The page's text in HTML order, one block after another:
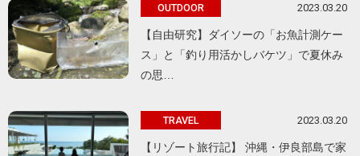
OUTDOOR 2023.03.20
【自由研究】ダイソーの「お魚計測ケー
ス」と「釣り用活かしバケツ」で夏休み
の思…
TRAVEL 2023.03.20
【リゾート旅行記】 沖縄・伊良部島で家